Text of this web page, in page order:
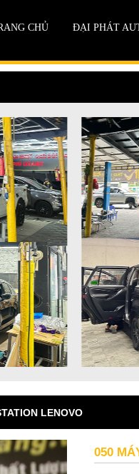
CHỦ ĐẠI PHÁT
LENOVO
050